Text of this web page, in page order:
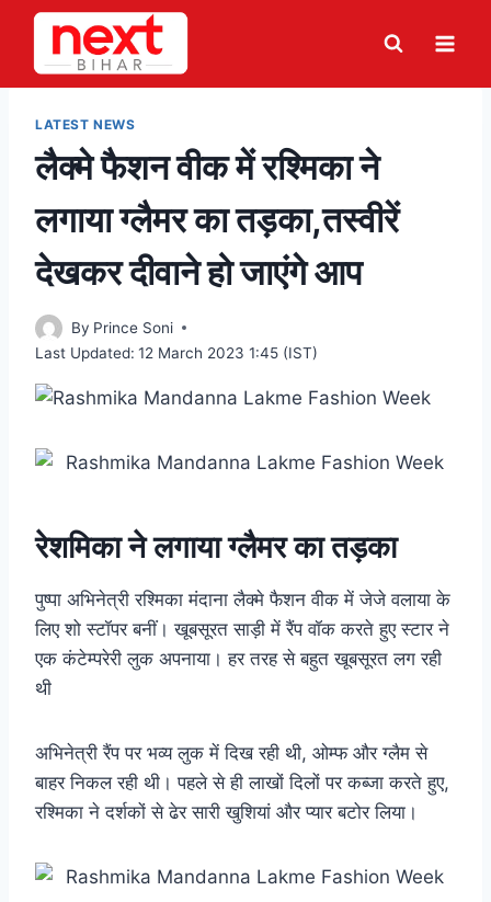
Skip
content
LATEST NEWS
लैक्मे फैशन वीक में रश्मिका ने
लगाया ग्लैमर का तड़का,तस्वीरें
देखकर दीवाने हो जाएंगे आप
By Prince Soni
Last Updated: 12 March 2023 1:45 (IST)
रेशमिका ने लगाया ग्लैमर का तड़का
पुष्पा अभिनेत्री रश्मिका मंदाना लैक्मे फैशन वीक में जेजे वलाया के
लिए शो स्टॉपर बनीं। खूबसूरत साड़ी में रैंप वॉक करते हुए स्टार ने
एक कंटेम्परेरी लुक अपनाया। हर तरह से बहुत खूबसूरत लग रही
थी
अभिनेत्री रैंप पर भव्य लुक में दिख रही थी, ओम्फ और ग्लैम से
बाहर निकल रही थी। पहले से ही लाखों दिलों पर कब्जा करते हुए,
रश्मिका ने दर्शकों से ढेर सारी खुशियां और प्यार बटोर लिया।